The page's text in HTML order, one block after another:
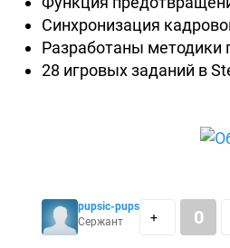
Синхронизация
Разработаны методики
28 игровых заданий в
pupsic-pups
Сержант
+ 0